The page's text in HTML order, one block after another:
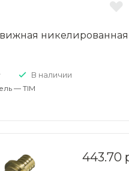
никелированная
В наличии
— TIM
443.70